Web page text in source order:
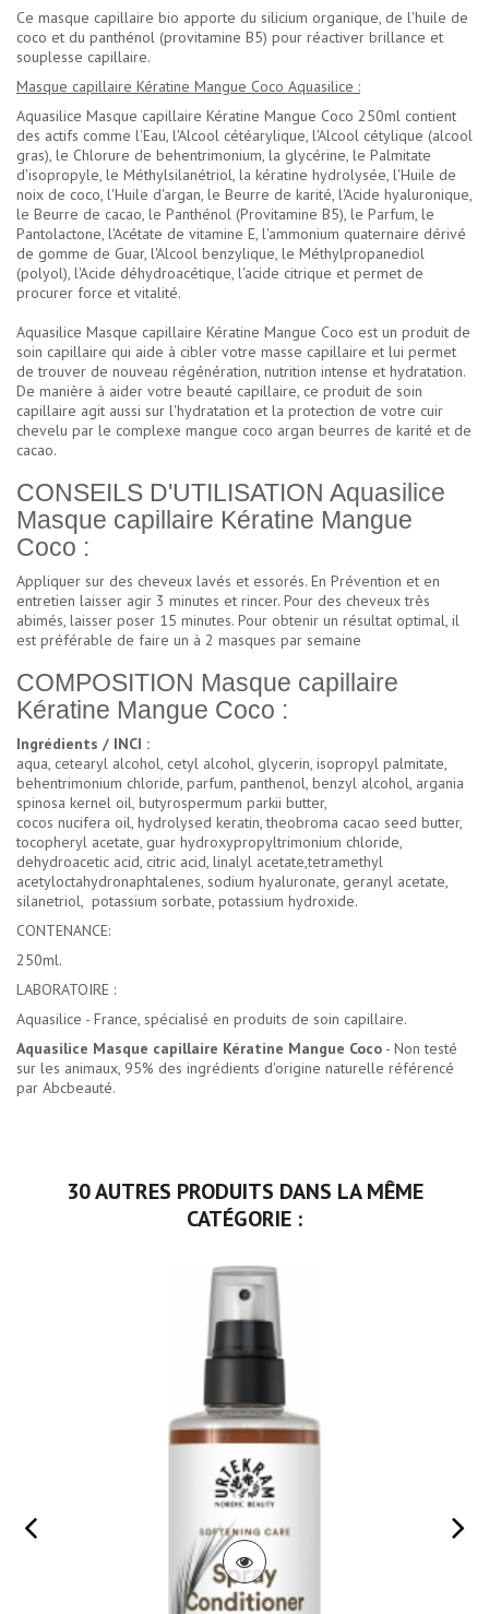
Ce masque capillaire bio apporte du silicium organique, de l'huile de
coco et du panthénol (provitamine B5) pour réactiver brillance et
souplesse capillaire.
Masque capillaire Kératine Mangue Coco Aquasilice :
Aquasilice Masque capillaire Kératine Mangue Coco 250ml contient
des actifs comme l'Eau, l'Alcool cétéarylique, l'Alcool cétylique (alcool
gras), le Chlorure de behentrimonium, la glycérine, le Palmitate
d'isopropyle, le Méthylsilanétriol, la kératine hydrolysée, l'Huile de
noix de coco, l'Huile d'argan, le Beurre de karité, l'Acide hyaluronique,
le Beurre de cacao, le Panthénol (Provitamine B5), le Parfum, le
Pantolactone, l'Acétate de vitamine E, l'ammonium quaternaire dérivé
de gomme de Guar, l'Alcool benzylique, le Méthylpropanediol
(polyol), l'Acide déhydroacétique, l'acide citrique et permet de
procurer force et vitalité.
Aquasilice Masque capillaire Kératine Mangue Coco est un produit de
soin capillaire qui aide à cibler votre masse capillaire et lui permet
de trouver de nouveau régénération, nutrition intense et hydratation.
De manière à aider votre beauté capillaire, ce produit de soin
capillaire agit aussi sur l'hydratation et la protection de votre cuir
chevelu par le complexe mangue coco argan beurres de karité et de
cacao.
CONSEILS D'UTILISATION Aquasilice
Masque capillaire Kératine Mangue
Coco :
Appliquer sur des cheveux lavés et essorés. En Prévention et en
entretien laisser agir 3 minutes et rincer. Pour des cheveux très
abimés, laisser poser 15 minutes. Pour obtenir un résultat optimal, il
est préférable de faire un à 2 masques par semaine
COMPOSITION Masque capillaire
Kératine Mangue Coco :
Ingrédients / INCI :
aqua, cetearyl alcohol, cetyl alcohol, glycerin, isopropyl palmitate,
behentrimonium chloride, parfum, panthenol, benzyl alcohol, argania
spinosa kernel oil, butyrospermum parkii butter,
cocos nucifera oil, hydrolysed keratin, theobroma cacao seed butter,
tocopheryl acetate, guar hydroxypropyltrimonium chloride,
dehydroacetic acid, citric acid, linalyl acetate,tetramethyl
acetyloctahydronaphtalenes, sodium hyaluronate, geranyl acetate,
silanetriol, potassium sorbate, potassium hydroxide.
CONTENANCE:
250ml.
LABORATOIRE :
Aquasilice - France, spécialisé en produits de soin capillaire.
Aquasilice Masque capillaire Kératine Mangue Coco - Non testé
sur les animaux, 95% des ingrédients d'origine naturelle référencé
par Abcbeauté.
30 AUTRES PRODUITS DANS LA MÊME
CATÉGORIE :